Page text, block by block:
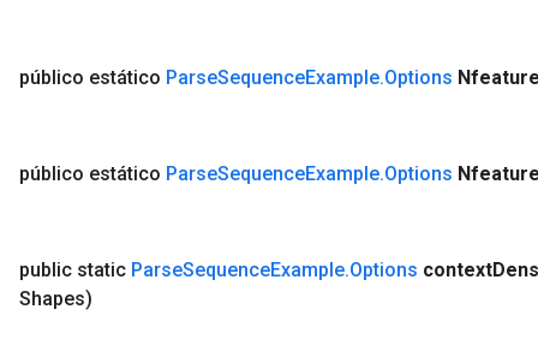
público estático ParseSequenceExample.Options
público estático ParseSequenceExample.Options
public static ParseSequenceExample.Options context
Shapes)